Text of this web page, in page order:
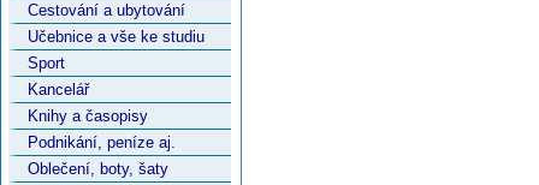
Cestování a ubytování
Učebnice a vše ke studiu
Sport
Kancelář
Knihy a časopisy
Podnikání, peníze aj.
Oblečení, boty, šaty